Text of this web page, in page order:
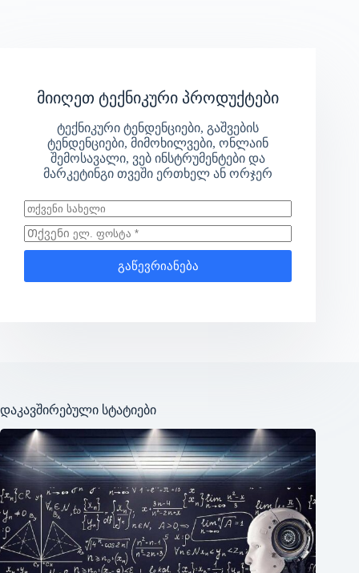
მიიღეთ ტექნიკური პროდუქტები
ტექნიკური ტენდენციები, გაშვების
ტენდენციები, მიმოხილვები, ონლაინ
შემოსავალი, ვებ ინსტრუმენტები და
მარკეტინგი თვეში ერთხელ ან ორჯერ
გაწევრიანება
დაკავშირებული სტატიები